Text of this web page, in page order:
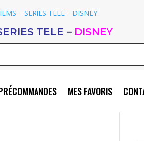
TELE – DISNEY
MES FAVORIS